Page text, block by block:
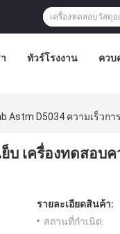
ทัวร์โรงงาน คว
Astm D5034 ความเร็วก
บ เครื่องทดสอบ
รายละเอียดสินค้า:
สถานที่กำเนิด: